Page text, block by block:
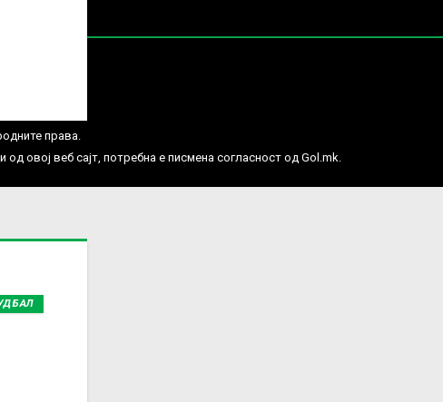
права.
овој веб сајт, потребна е писмена согласност од Gol.mk.